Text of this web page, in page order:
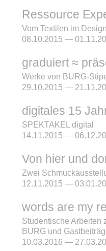
Ressource
Vom Textilen im Design
08.10.2015 —
graduiert ≈
Werke von BURG-
29.10.2015 —
digitales 15
SPEKTAKEL digital
14.11.2015 —
Von hier und
Zwei
12.11.2015 —
words are my
Studentische Arbeiten
BURG und
10.03.2016 —